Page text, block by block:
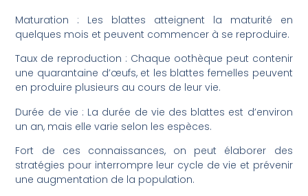
Maturation : Les blattes atteignent la maturité en
quelques mois et peuvent commencer à se reproduire.
Taux de reproduction : Chaque oothèque peut contenir
une quarantaine d’œufs, et les blattes femelles peuvent
en produire plusieurs au cours de leur vie.
Durée de vie : La durée de vie des blattes est d’environ
un an, mais elle varie selon les espèces.
Fort de ces connaissances, on peut élaborer des
stratégies pour interrompre leur cycle de vie et prévenir
une augmentation de la population.